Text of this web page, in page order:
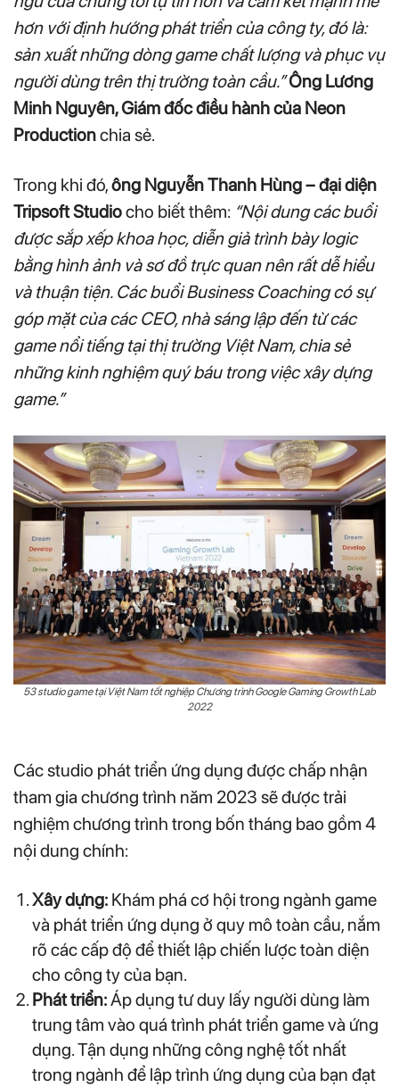
hơn với định hướng phát triển của công ty, đó là:
sản xuất những dòng game chất lượng và phục vụ
người dùng trên thị trường toàn cầu.”Ông Lương
Minh Nguyên, Giám đốc điều hành của Neon
Productionchia sẻ.
Trong khi đó,ông Nguyễn Thanh Hùng – đại diện
Tripsoft Studiocho biết thêm: “Nội dung các buổi
được sắp xếp khoa học, diễn giả trình bày logic
bằng hình ảnh và sơ đồ trực quan nên rất dễ hiểu
và thuận tiện. Các buổi Business Coaching có sự
góp mặt của các CEO, nhà sáng lập đến từ các
game nổi tiếng tại thị trường Việt Nam, chia sẻ
những kinh nghiệm quý báu trong việc xây dựng
game.”
53 studio game tại Việt Nam tốt nghiệp Chương trình Google Gaming Growth Lab
2022
Các studio phát triển ứng dụng được chấp nhận
tham gia chương trình năm 2023 sẽ được trải
nghiệm chương trình trong bốn tháng bao gồm 4
nội dung chính:
Xây dựng: Khám phá cơ hội trong ngành game
và phát triển ứng dụng ở quy mô toàn cầu, nắm
rõ các cấp độ để thiết lập chiến lược toàn diện
cho công ty của bạn.
Phát triển:Áp dụng tư duy lấy người dùng làm
trung tâm vào quá trình phát triển game và ứng
dụng. Tận dụng những công nghệ tốt nhất
trong ngành để lập trình ứng dụng của bạn đạt